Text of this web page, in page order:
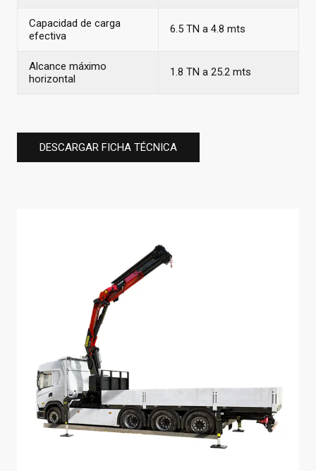
Capacidad de carga
efectiva
6.5 TN a 4.8 mts
Alcance máximo
horizontal
1.8 TN a 25.2 mts
DESCARGAR FICHA TÉCNICA